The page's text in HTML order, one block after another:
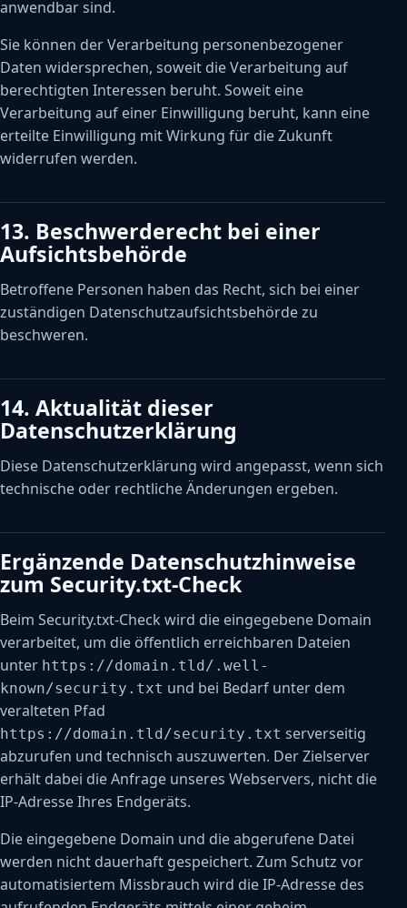
anwendbar sind.
Sie können der Verarbeitung personenbezogener
Daten widersprechen, soweit die Verarbeitung auf
berechtigten Interessen beruht. Soweit eine
Verarbeitung auf einer Einwilligung beruht, kann eine
erteilte Einwilligung mit Wirkung für die Zukunft
widerrufen werden.
13. Beschwerderecht bei einer
Aufsichtsbehörde
Betroffene Personen haben das Recht, sich bei einer
zuständigen Datenschutzaufsichtsbehörde zu
beschweren.
14. Aktualität dieser
Datenschutzerklärung
Diese Datenschutzerklärung wird angepasst, wenn sich
technische oder rechtliche Änderungen ergeben.
Ergänzende Datenschutzhinweise
zum Security.txt-Check
Beim Security.txt-Check wird die eingegebene Domain
verarbeitet, um die öffentlich erreichbaren Dateien
unter https://domain.tld/.well-
known/security.txt und bei Bedarf unter dem
veralteten Pfad
https://domain.tld/security.txt serverseitig
abzurufen und technisch auszuwerten. Der Zielserver
erhält dabei die Anfrage unseres Webservers, nicht die
IP-Adresse Ihres Endgeräts.
Die eingegebene Domain und die abgerufene Datei
werden nicht dauerhaft gespeichert. Zum Schutz vor
automatisiertem Missbrauch wird die IP-Adresse des